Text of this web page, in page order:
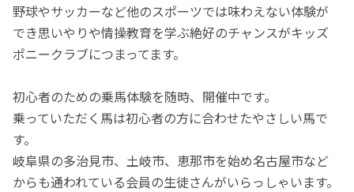
野球やサッカーなど他のスポーツでは味わえない体験が
でき思いやりや情操教育を学ぶ絶好のチャンスがキッズ
ポニークラブにつまってます。
初心者のための乗馬体験を随時、開催中です。
乗っていただく馬は初心者の方に合わせたやさしい馬で
す。
岐阜県の多治見市、土岐市、恵那市を始め名古屋市など
からも通われている会員の生徒さんがいらっしゃいます。